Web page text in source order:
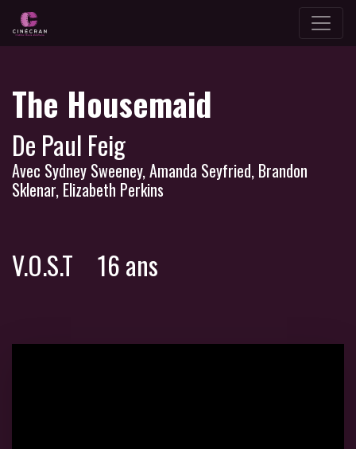
The Housemaid
De Paul Feig
Avec Sydney Sweeney, Amanda Seyfried, Brandon
Sklenar, Elizabeth Perkins
V.O.S.T 16 ans